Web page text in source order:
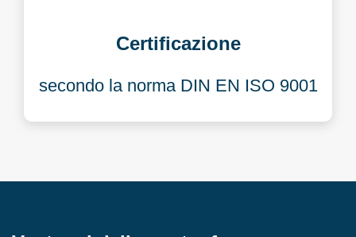
Certificazione
secondo la norma DIN EN ISO 9001